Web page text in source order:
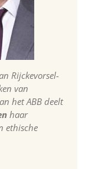
Rijckevorsel-
van
het ABB deelt
haar
ethische